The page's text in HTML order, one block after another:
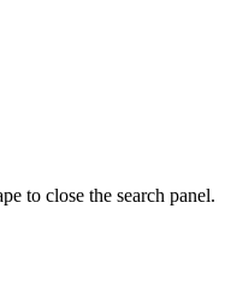
to close the search panel.